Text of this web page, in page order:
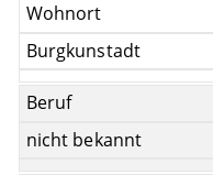
Wohnort
Burgkunstadt
Beruf
nicht bekannt